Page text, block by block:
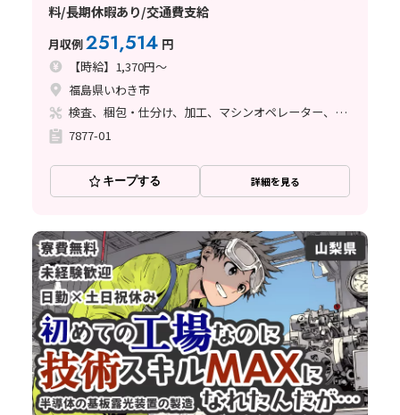
料/長期休暇あり/交通費支給
月収例251,514 円
【時給】1,370円～
福島県いわき市
検査、梱包・仕分け、加工、マシンオペレーター、クリーンルーム、立ち作業
7877-01
キープする 詳細を見る